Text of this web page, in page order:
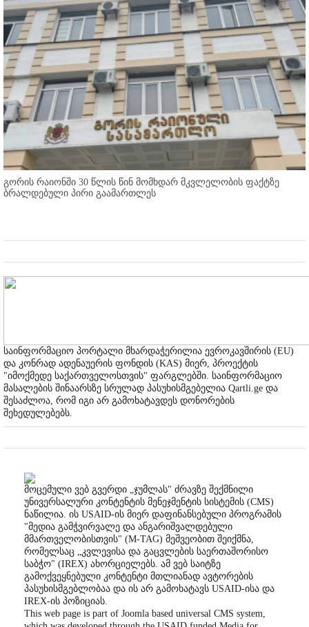
გორის რაიონში 30 წლის წინ მომხდარ მკვლელობის ფაქტზე
ბრალდებული პირი გაამართლეს
საინფორმაციო პორტალი მხარდაჭერილია ევროკავშირის (EU)
და კონრად ადენაუერის ფონდის (KAS) მიერ, პროექტის
"იმოქმედე საქართველოსთვის" ფარგლებში. საინფორმაციო
მასალების შინაარსზე სრულად პასუხისმგებელია Qartli.ge და
შესაძლოა, რომ იგი არ გამოხატავდეს დონორების
შეხედულებებს.
მოცემული ვებ გვერდი „ჯუმლას" ძრავზე შექმნილი
უნივერსალური კონტენტის მენეჯმენტის სისტემის (CMS)
ნაწილია. ის USAID-ის მიერ დაფინანსებული პროგრამის
"მედია გამჭვირვალე და ანგარიშვალდებული
მმართველობისთვის" (M-TAG) მეშვეობით შეიქმნა,
რომელსაც „კვლევისა და გაცვლების საერთაშორისო
საბჭო" (IREX) ახორციელებს. ამ ვებ საიტზე
გამოქვეყნებული კონტენტი მთლიანად ავტორების
პასუხისმგებლობაა და ის არ გამოხატავს USAID-ისა და
IREX-ის პოზიციას.
This web page is part of Joomla based universal CMS system,